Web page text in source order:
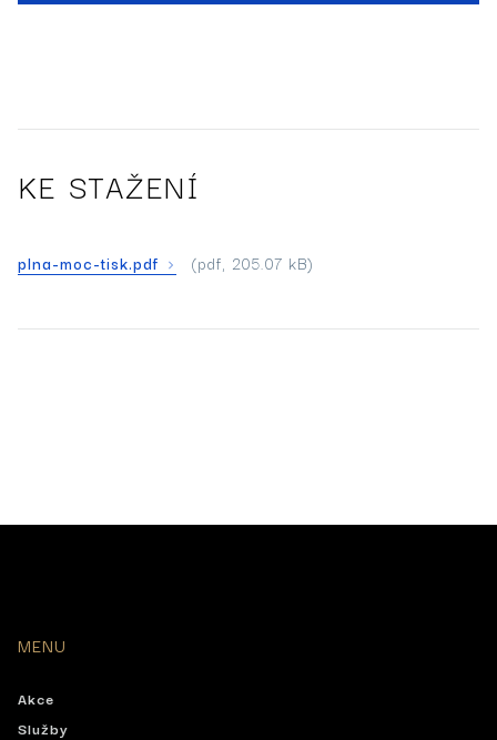
KE STAŽENÍ
plna-moc-tisk.pdf (pdf, 205.07 kB)
MENU
Akce
Služby